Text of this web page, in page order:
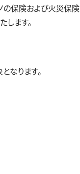
の保険および火災保険
します。
なります。